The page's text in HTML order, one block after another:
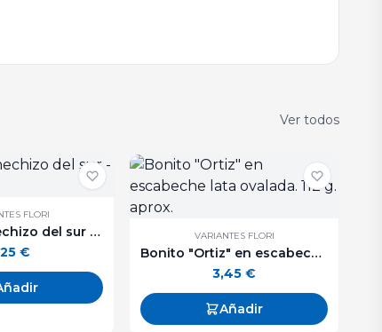
Ver todos
FLORI
Aceitunas hechizo del sur - 250 g. aprox.
€
VARIANTES FLORI
Bonito "Ortiz" en escabeche lata ovalada. 112 g. aprox.
3,45€
Añadir